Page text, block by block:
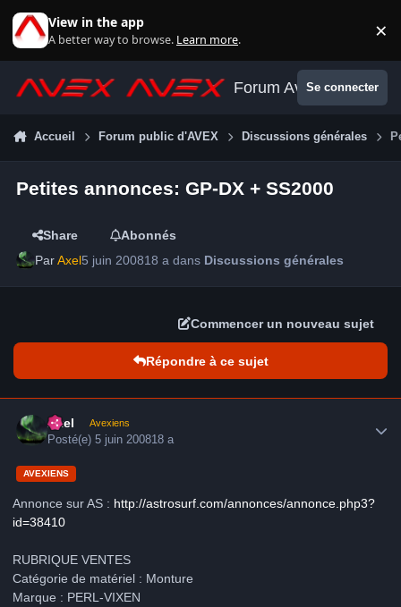
View in the app
A better way to browse. Learn more. ×
Forum AvexSe connecter
Accueil Forum public d'AVEX Discussions générales
Petites annonces: GP-DX + SS2000
Share
Abonnés
ParAxel5 juin 200818 a dans Discussions générales
Commencer un nouveau sujet
Répondre à ce sujet
Axel Avexiens
Posté(e)5 juin 200818 a
AVEXIENS
Annonce sur AS : http://astrosurf.com/annonces/annonce.php3?
id=38410
RUBRIQUE VENTES
Catégorie de matériel : Monture
Marque : PERL-VIXEN